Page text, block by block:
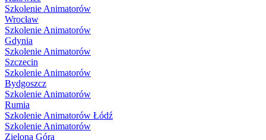
Szkolenie Animatorów
Wrocław
Szkolenie Animatorów
Gdynia
Szkolenie Animatorów
Szczecin
Szkolenie Animatorów
Bydgoszcz
Szkolenie Animatorów
Rumia
Szkolenie Animatorów Łódź
Szkolenie Animatorów
Zielona Góra